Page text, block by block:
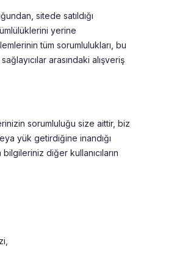
sitede satıldığı
yerine
tüm sorumlulukları, bu
arasındaki alışveriş
sorumluluğu size aittir, biz
yük getirdiğine inandığı
diğer kullanıcıların